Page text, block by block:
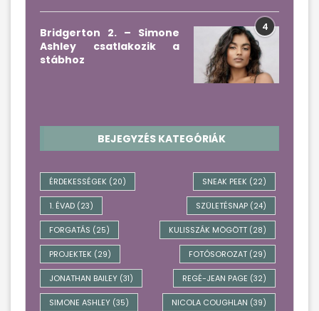
4
Bridgerton 2. – Simone
Ashley csatlakozik a
stábhoz
BEJEGYZÉS KATEGÓRIÁK
ÉRDEKESSÉGEK (20) SNEAK PEEK (22)
1. ÉVAD (23) SZÜLETÉSNAP (24)
FORGATÁS (25) KULISSZÁK MÖGÖTT (28)
PROJEKTEK (29) FOTÓSOROZAT (29)
JONATHAN BAILEY (31) REGÉ-JEAN PAGE (32)
SIMONE ASHLEY (35) NICOLA COUGHLAN (39)